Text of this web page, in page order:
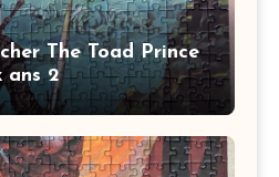
The Toad Prince
ans 2